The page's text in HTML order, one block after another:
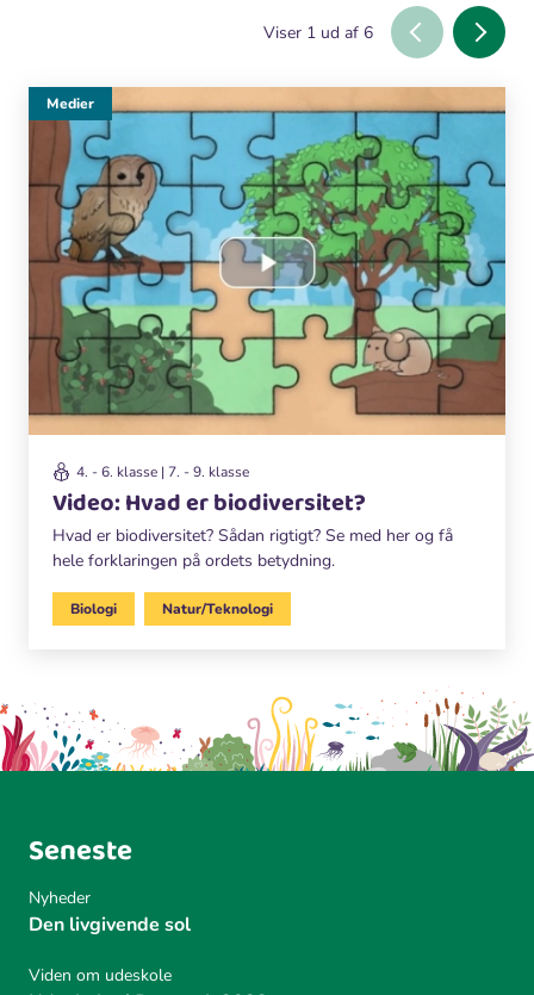
Viser 1 ud af 6
4. - 6. klasse | 7. - 9. klasse
Video: Hvad er biodiversitet?
Hvad er biodiversitet? Sådan rigtigt? Se med her og få
hele forklaringen på ordets betydning.
Medier
Biologi Natur/Teknologi
Seneste
Nyheder
Den livgivende sol
Viden om udeskole